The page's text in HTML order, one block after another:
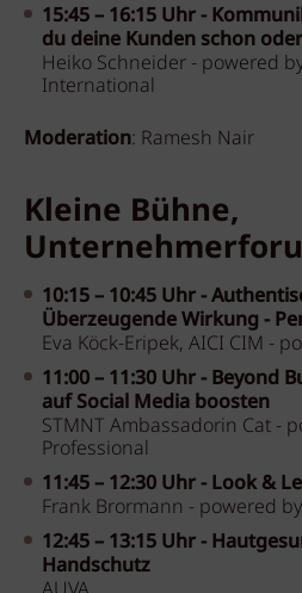
15:45 – 16:15 Uhr -
du deine Kunden schon
Heiko Schneider - powered
International
Moderation: Ramesh Nair
Kleine Bühne,
10:15 – 10:45 Uhr -
Überzeugende Wirkung -
Eva Köck-Eripek, AICI CIM -
11:00 – 11:30 Uhr - Beyond
auf Social Media boosten
STMNT Ambassadorin Cat -
Professional
11:45 – 12:30 Uhr - Look &
Frank Brormann - powered
12:45 – 13:15 Uhr -
Handschutz